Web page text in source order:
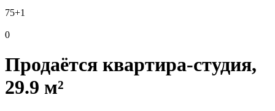
75+1
0
Продаётся квартира-студия,
29.9 м²